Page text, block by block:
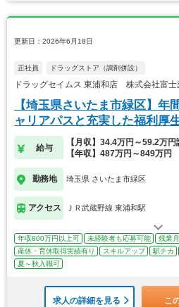
更新日：2026年6月18日
正社員 ドラッグストア（調剤併設）
ドラッグセイムス 東浦和店 株式会社富士
【埼玉県さいたま市緑区】年
ャリアパスと充実した福利厚
給与
【月収】34.4万円～59.2万
【年収】487万円～849万円
勤務地 埼玉県 さいたま市緑区
アクセス ＪＲ武蔵野線 東浦和駅
年収800万円以上可 未経験者も応募可能 残業
産休・育休取得実績有り
スキルアップ 駅チカ
夏～秋入職可
求人の詳細を見る こ